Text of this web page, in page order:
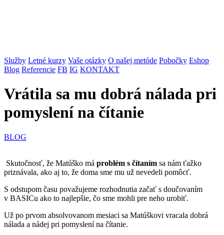
Služby Letné kurzy Vaše otázky O našej metóde Pobočky Eshop
Blog Referencie FB IG KONTAKT
Vrátila sa mu dobrá nálada pri
pomyslení na čítanie
BLOG
Skutočnosť, že Matúško má problém s čítaním sa nám ťažko
priznávala, ako aj to, že doma sme mu už nevedeli pomôcť.
S odstupom času považujeme rozhodnutia začať s doučovaním
v BASICu ako to najlepšie, čo sme mohli pre neho urobiť.
Už po prvom absolvovanom mesiaci sa Matúškovi vracala dobrá
nálada a nádej pri pomyslení na čítanie.